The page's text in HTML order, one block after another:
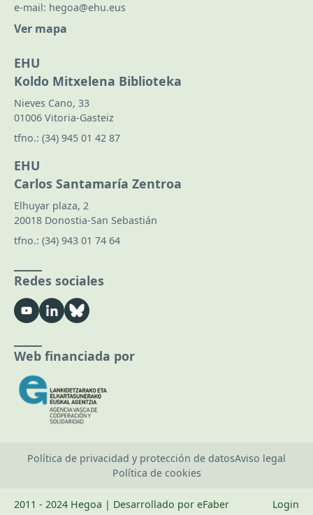
e-mail: hegoa@ehu.eus
Ver mapa
EHU
Koldo Mitxelena Biblioteka
Nieves Cano, 33
01006 Vitoria-Gasteiz
tfno.: (34) 945 01 42 87
EHU
Carlos Santamaría Zentroa
Elhuyar plaza, 2
20018 Donostia-San Sebastián
tfno.: (34) 943 01 74 64
Redes sociales
Web financiada por
Política de privacidad y protección de datosAviso legal
Política de cookies
2011 - 2024 Hegoa | Desarrollado por eFaber Login